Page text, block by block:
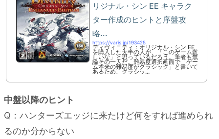
リジナル・シン EE キャラク
ター作成のヒントと序盤攻
略...
https://varis.jp/193425
ディヴィニティ：オリジナル・シン EE
を購入した大半の人が、「このゲーム難
しいな」と思っているだろう。筆者も無
論その一人だ。難易度選択画面で「ゲー
ム本来の難易度がクラシック」と書いて
あるため、クラシッ...
中盤以降のヒント
Q：ハンターズエッジに来たけど何をすれば進められ
るのか分からない